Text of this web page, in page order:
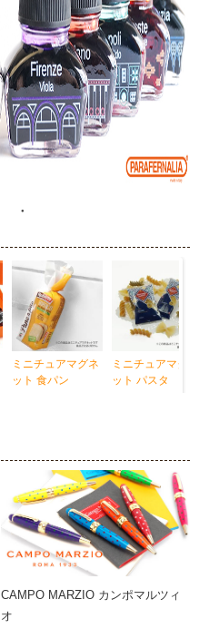
CAMPO MARZIO カンポマルツィ
オ